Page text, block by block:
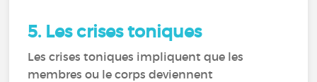
5. Les crises toniques
Les crises toniques impliquent que les
membres ou le corps deviennent